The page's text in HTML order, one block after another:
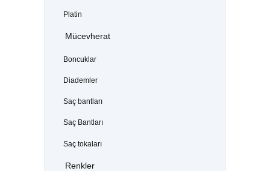
Platin
Mücevherat
Boncuklar
Diademler
Saç bantları
Saç Bantları
Saç tokaları
Renkler